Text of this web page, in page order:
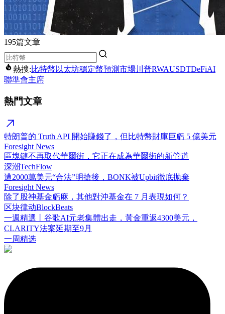
195篇文章
熱搜:比特幣 以太坊穩定幣預測市場川普RWAUSDTDeFiAI
聯準會主席
熱門文章
特朗普的 Truth API 開始賺錢了，但比特幣財庫巨虧 5 億美元
Foresight News
區塊鏈不再取代華爾街，它正在成為華爾街的新管道
深潮TechFlow
遭2000萬美元“合法”明搶後，BONK被Upbit徹底拋棄
Foresight News
除了股神基金虧麻，其他對沖基金在 7 月表現如何？
区块律动BlockBeats
一週精選丨谷歌AI元老集體出走，黃金重返4300美元，
CLARITY法案延期至9月
一周精选